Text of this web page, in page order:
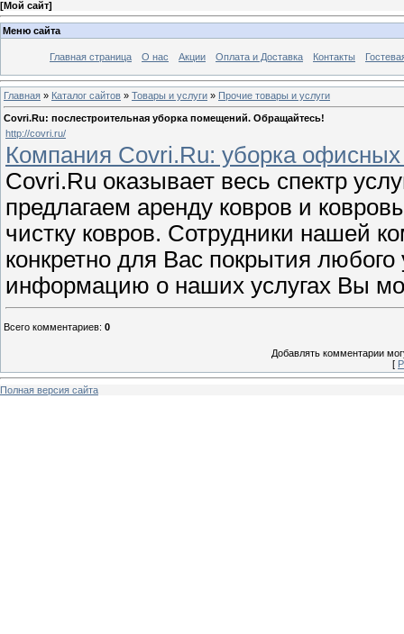
[Мой сайт]
Меню сайта
Главная страница О нас Акции Оплата и Доставка Контакты
Главная » Каталог сайтов » Товары и услуги » Прочие товары и услуги
Covri.Ru: послестроительная уборка помещений. Обращайтесь!
http://covri.ru/
Компания Covri.Ru: уборка
Covri.Ru оказывает весь спектр
предлагаем аренду ковров и
чистку ковров. Сотрудники нашей
конкретно для Вас покрытия
информацию о наших услугах Вы
Всего комментариев: 0
Добавлять комментарии
[
Полная версия сайта